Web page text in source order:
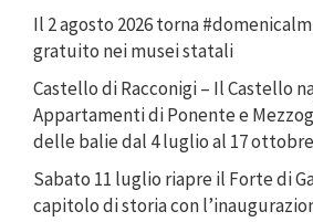
Il 2 agosto 2026 torna
gratuito nei musei statali
Castello di Racconigi – Il Castello
Appartamenti di Ponente e
delle balie dal 4 luglio al 17
Sabato 11 luglio riapre il Forte di
capitolo di storia con